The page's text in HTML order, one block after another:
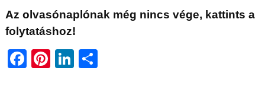
Az olvasónaplónak még nincs vége, kattints a
folytatáshoz!
F Pi Li O